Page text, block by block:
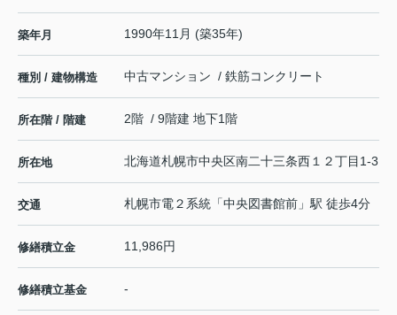
築年月 1990年11月 (築35年)
種別 / 建物構造 中古マンション / 鉄筋コンクリート
所在階 / 階建 2階 / 9階建 地下1階
所在地 北海道札幌市中央区南二十三条西 １２丁目1-3
交通 札幌市電２系統 「中央図書館前 」駅 徒歩4分
修繕積立金 11,986円
修繕積立基金 -